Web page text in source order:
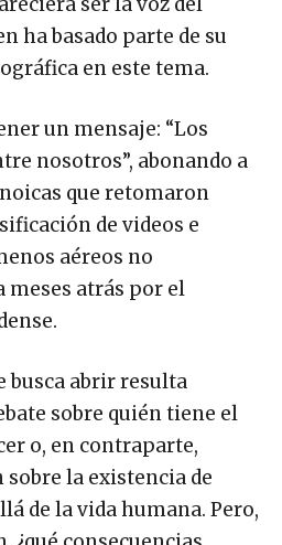
ha basado parte de su
en este tema.
un mensaje: “Los
nosotros”, abonando a
que retomaron
de videos e
aéreos no
meses atrás por el
busca abrir resulta
sobre quién tiene el
o, en contraparte,
la existencia de
de la vida humana. Pero,